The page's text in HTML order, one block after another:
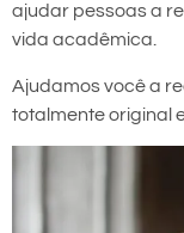
ajudar pessoas a
vida acadêmica.
Ajudamos você a
totalmente original